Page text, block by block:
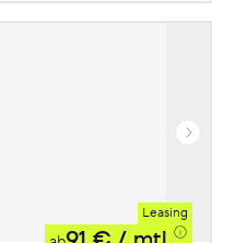
Leasing